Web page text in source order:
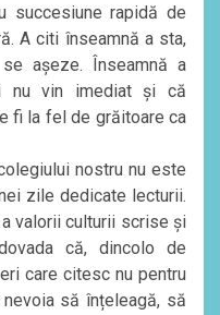
succesiune rapidă de
A citi înseamnă a sta,
așeze. Înseamnă a
nu vin imediat și că
fi la fel de grăitoare ca
nostru nu este
zile dedicate lecturii.
valorii culturii scrise și
că, dincolo de
care citesc nu pentru
să înțeleagă, să